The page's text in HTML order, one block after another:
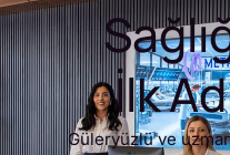
İlk
Güleryüzlü ve